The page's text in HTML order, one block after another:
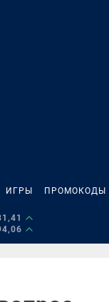
ИГРЫ ПРОМОКОДЫ